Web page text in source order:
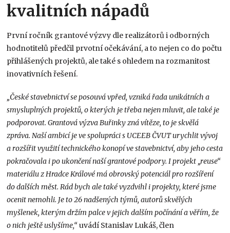
kvalitních nápadů
První ročník grantové výzvy dle realizátorů i odborných
hodnotitelů předčil prvotní očekávání, a to nejen co do počtu
přihlášených projektů, ale také s ohledem na rozmanitost
inovativních řešení.
„České stavebnictví se posouvá vpřed, vzniká řada unikátních a
smysluplných projektů, o kterých je třeba nejen mluvit, ale také je
podporovat. Grantová výzva Buřinky zná vítěze, to je skvělá
zpráva. Naší ambicí je ve spolupráci s UCEEB ČVUT urychlit vývoj
a rozšířit využití technického konopí ve stavebnictví, aby jeho cesta
pokračovala i po ukončení naší grantové podpory. I projekt „reuse“
materiálu z Hradce Králové má obrovský potenciál pro rozšíření
do dalších měst. Rád bych ale také vyzdvihl i projekty, které jsme
ocenit nemohli. Je to 26 nadšených týmů, autorů skvělých
myšlenek, kterým držím palce v jejich dalším počínání a věřím, že
o nich ještě uslyšíme,“uvádí Stanislav Lukáš, člen